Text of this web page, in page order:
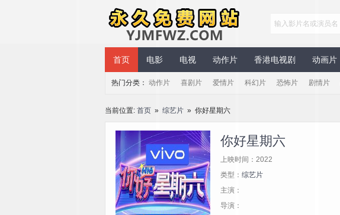
永久免费网站
首页 电影 电视 动作片 香港电视剧 动画片
热门分类： 动作片 喜剧片 爱情片 科幻片 恐怖片 剧情片
当前位置: 首页 » 综艺片 » 你好星期六
你好星期六
上映时间：2022
类型： 综艺片
主演：
导演：